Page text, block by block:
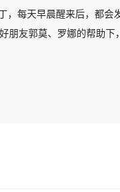
，每天早晨醒来后，都会
朋友郭莫、罗娜的帮助下